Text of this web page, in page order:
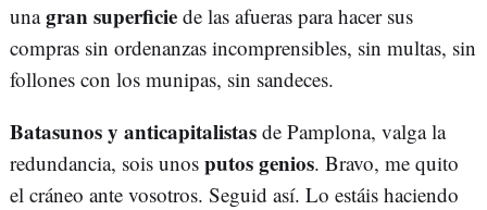
unagran superficie de las afueras para hacer sus
compras sin ordenanzas incomprensibles, sin multas, sin
follones con los munipas, sin sandeces.
Batasunos y anticapitalistas de Pamplona, valga la
redundancia, sois unos putos genios. Bravo, me quito
el cráneo ante vosotros. Seguid así. Lo estáis haciendo